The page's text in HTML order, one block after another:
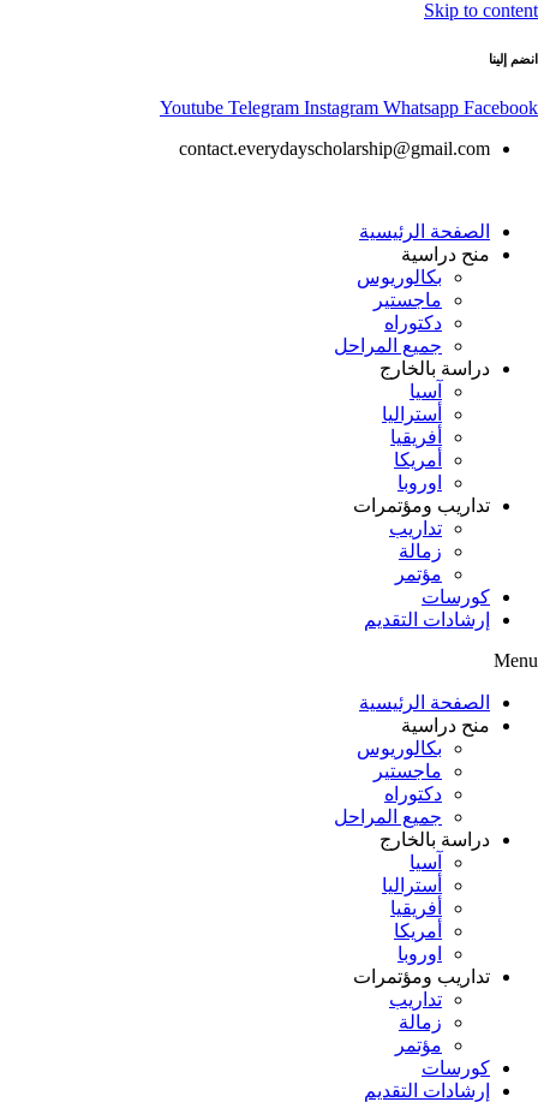
Skip to content
انضم إلينا
Youtube Telegram Instagram Whatsapp Facebook
contact.everydayscholarship@gmail.com
الصفحة الرئيسية
منح دراسية
بكالوريوس
ماجستير
دكتوراه
جميع المراحل
دراسة بالخارج
آسيا
أستراليا
أفريقيا
أمريكا
اوروبا
تداريب ومؤتمرات
تداريب
زمالة
مؤتمر
كورسات
إرشادات التقديم
Menu
الصفحة الرئيسية
منح دراسية
بكالوريوس
ماجستير
دكتوراه
جميع المراحل
دراسة بالخارج
آسيا
أستراليا
أفريقيا
أمريكا
اوروبا
تداريب ومؤتمرات
تداريب
زمالة
مؤتمر
كورسات
إرشادات التقديم